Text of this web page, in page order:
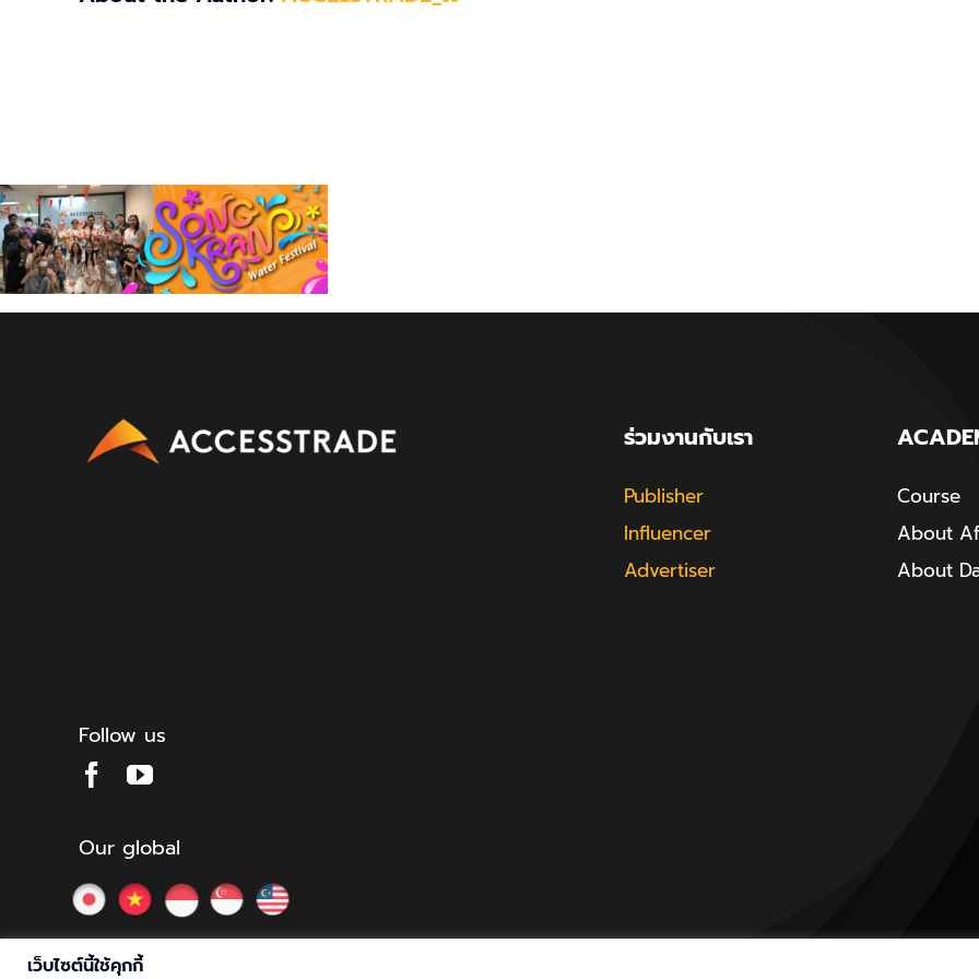
Follow us
ร่วมงานกับเรา
Publisher
Influencer
Advertiser
Course
About
About
Our global
เว็บไซต์นี้ใช้คุกกี้